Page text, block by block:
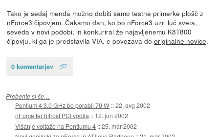
Tako je sedaj menda možno dobiti samo testne primerke plošč z
nForce3 čipovjem. Čakamo dan, ko bo nForce3 uzrl luč sveta,
seveda v novi podobi, in konkuriral že najavljenemu K8T800
čipovju, ki ga je predstavila VIA. e povezava do originalne novice.
0 komentarjev
Preberite si še…
Pentium 4 3.0 GHz bo porabil 70 W ::22. avg 2002
nForce ter hitrost PCI vodila :: 12. jun 2002
Višanje voltaže na Pentiumu 4 ::25. mar 2002